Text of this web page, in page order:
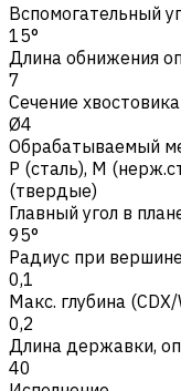
Вспомогательный
15°
Длина обнижения
7
Сечение
Ø4
Обрабатываемый
Р (сталь), M
(твердые)
Главный угол в
95°
Радиус при
0,1
Макс. глубина
0,2
Длина державки,
40